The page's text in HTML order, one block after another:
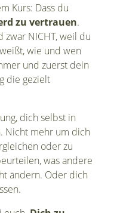
Kurs: Dass du
zu vertrauen.
zwar NICHT, weil du
wie und wen
und zuerst dein
die gezielt
dich selbst in
Nicht mehr um dich
oder zu
was andere
ändern. Oder dich